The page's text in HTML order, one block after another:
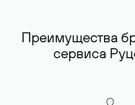
Преимущества
сервиса